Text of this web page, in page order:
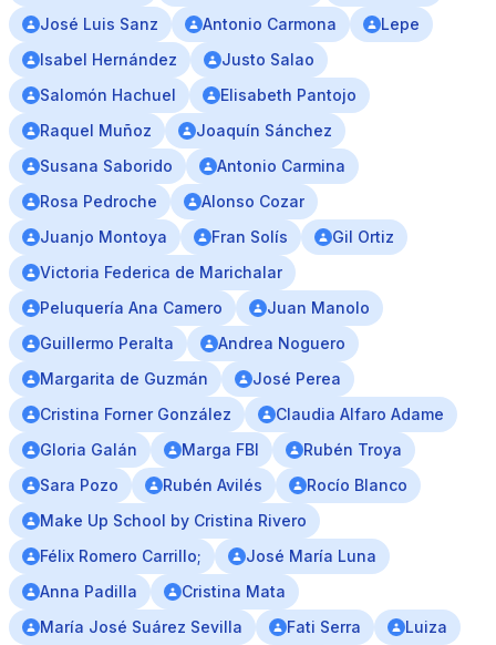
José Luis Sanz
Antonio Carmona
Lepe
Isabel Hernández
Justo Salao
Salomón Hachuel
Elisabeth Pantojo
Raquel Muñoz
Joaquín Sánchez
Susana Saborido
Antonio Carmina
Rosa Pedroche
Alonso Cozar
Juanjo Montoya
Fran Solís
Gil Ortiz
Victoria Federica de Marichalar
Peluquería Ana Camero
Juan Manolo
Guillermo Peralta
Andrea Noguero
Margarita de Guzmán
José Perea
Cristina Forner González
Claudia Alfaro Adame
Gloria Galán
Marga FBI
Rubén Troya
Sara Pozo
Rubén Avilés
Rocío Blanco
Make Up School by Cristina Rivero
Félix Romero Carrillo;
José María Luna
Anna Padilla
Cristina Mata
María José Suárez Sevilla
Fati Serra
Luiza